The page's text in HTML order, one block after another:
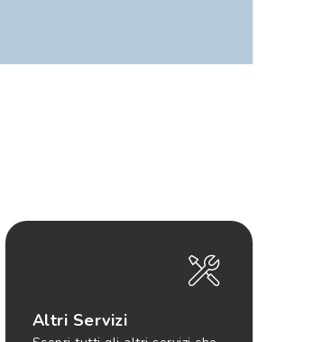
Altri Servizi